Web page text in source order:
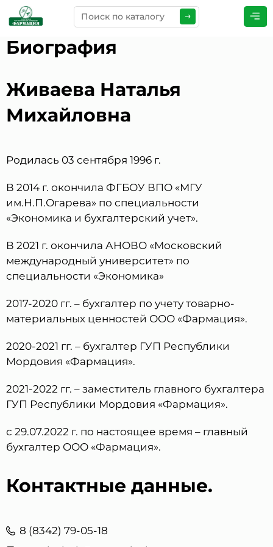
Биография
Живаева Наталья
Михайловна
Родилась 03 сентября 1996 г.
В 2014 г. окончила ФГБОУ ВПО «МГУ
им.Н.П.Огарева» по специальности
«Экономика и бухгалтерский учет».
В 2021 г. окончила АНОВО «Московский
международный университет» по
специальности «Экономика»
2017-2020 гг. – бухгалтер по учету товарно-
материальных ценностей ООО «Фармация».
2020-2021 гг. – бухгалтер ГУП Республики
Мордовия «Фармация».
2021-2022 гг. – заместитель главного бухгалтера
ГУП Республики Мордовия «Фармация».
с 29.07.2022 г. по настоящее время – главный
бухгалтер ООО «Фармация».
Контактные данные.
8 (8342) 79-05-18
ПРЕДСТАВЬТЕСЬ *
ТЕЛЕФОН*
согласие на обработку моих персональных данных, в
соответствии с Федеральным законом от 27.07.2006 года